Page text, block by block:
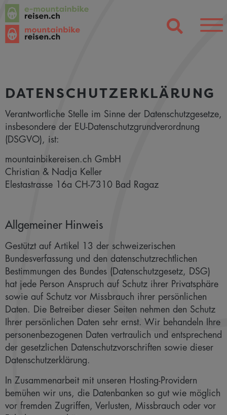
DATENSCHUTZERKLÄRUNG
Verantwortliche Stelle im Sinne der Datenschutzgesetze,
insbesondere der EU-Datenschutzgrundverordnung
(DSGVO), ist:
mountainbikereisen.ch GmbH
Christian & Nadja Keller
Elestastrasse 16a CH-7310 Bad Ragaz
Allgemeiner Hinweis
Gestützt auf Artikel 13 der schweizerischen
Bundesverfassung und den datenschutzrechtlichen
Bestimmungen des Bundes (Datenschutzgesetz, DSG)
hat jede Person Anspruch auf Schutz ihrer Privatsphäre
sowie auf Schutz vor Missbrauch ihrer persönlichen
Daten. Die Betreiber dieser Seiten nehmen den Schutz
Ihrer persönlichen Daten sehr ernst. Wir behandeln Ihre
personenbezogenen Daten vertraulich und entsprechend
der gesetzlichen Datenschutzvorschriften sowie dieser
Datenschutzerklärung.
In Zusammenarbeit mit unseren Hosting-Providern
bemühen wir uns, die Datenbanken so gut wie möglich
vor fremden Zugriffen, Verlusten, Missbrauch oder vor